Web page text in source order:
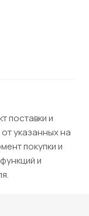
поставки и
указанных на
покупки и
и